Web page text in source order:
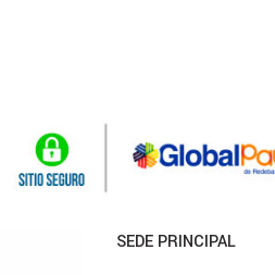
SEDE PRINCIPAL